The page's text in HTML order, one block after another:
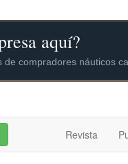
Revista